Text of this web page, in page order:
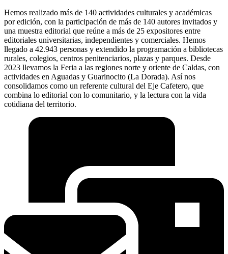
Hemos realizado más de 140 actividades culturales y académicas
por edición, con la participación de más de 140 autores invitados y
una muestra editorial que reúne a más de 25 expositores entre
editoriales universitarias, independientes y comerciales. Hemos
llegado a 42.943 personas y extendido la programación a bibliotecas
rurales, colegios, centros penitenciarios, plazas y parques. Desde
2023 llevamos la Feria a las regiones norte y oriente de Caldas, con
actividades en Aguadas y Guarinocito (La Dorada). Así nos
consolidamos como un referente cultural del Eje Cafetero, que
combina lo editorial con lo comunitario, y la lectura con la vida
cotidiana del territorio.